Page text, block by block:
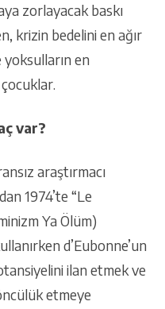
zorlayacak baskı
krizin bedelini en ağır
en
çocuklar.
var?
araştırmacı
1974’te “Le
Ya Ölüm)
d’Eubonne’un
ilan etmek ve
etmeye